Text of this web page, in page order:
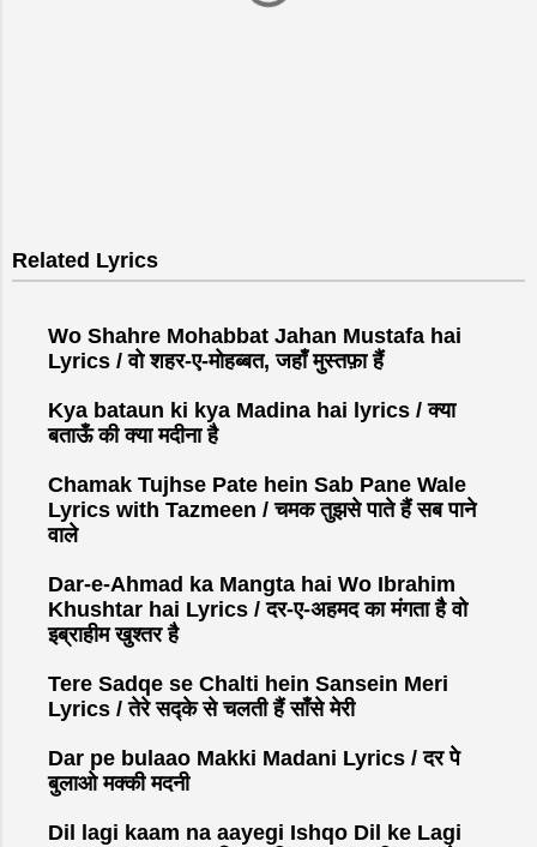
s
t
C
o
m
e
t
Related Lyrics
Wo Shahre Mohabbat Jahan Mustafa hai
Lyrics / वो शहर-ए-मोहब्बत, जहाँ मुस्तफ़ा हैं
Kya bataun ki kya Madina hai lyrics / क्या
बताऊँ की क्या मदीना है
Chamak Tujhse Pate hein Sab Pane Wale
Lyrics with Tazmeen / चमक तुझसे पाते हैं सब पाने
वाले
Dar-e-Ahmad ka Mangta hai Wo Ibrahim
Khushtar hai Lyrics / दर-ए-अहमद का मंगता है वो
इब्राहीम खुश्तर है
Tere Sadqe se Chalti hein Sansein Meri
Lyrics / तेरे सद्के से चलती हैं साँसे मेरी
Dar pe bulaao Makki Madani Lyrics / दर पे
बुलाओ मक्की मदनी
Dil lagi kaam na aayegi Ishqo Dil ke Lagi